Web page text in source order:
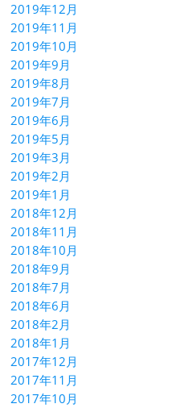
2019年12月
2019年11月
2019年10月
2019年9月
2019年8月
2019年7月
2019年6月
2019年5月
2019年3月
2019年2月
2019年1月
2018年12月
2018年11月
2018年10月
2018年9月
2018年7月
2018年6月
2018年2月
2018年1月
2017年12月
2017年11月
2017年10月